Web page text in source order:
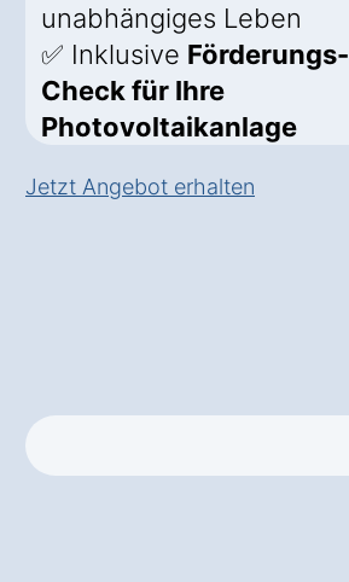
unabhängiges Leben
✅ Inklusive Förderungs-
Check für Ihre
Photovoltaikanlage
Jetzt Angebot erhalten